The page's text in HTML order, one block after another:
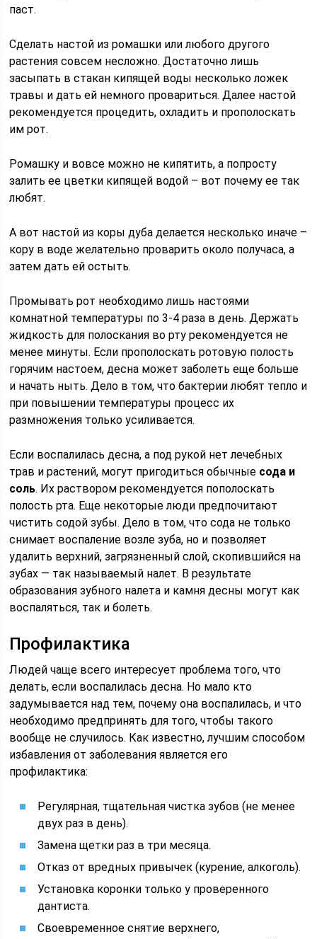
паст.
Сделать настой из ромашки или любого другого
растения совсем несложно. Достаточно лишь
засыпать в стакан кипящей воды несколько ложек
травы и дать ей немного провариться. Далее настой
рекомендуется процедить, охладить и прополоскать
им рот.
Ромашку и вовсе можно не кипятить, а попросту
залить ее цветки кипящей водой – вот почему ее так
любят.
А вот настой из коры дуба делается несколько иначе –
кору в воде желательно проварить около получаса, а
затем дать ей остыть.
Промывать рот необходимо лишь настоями
комнатной температуры по 3-4 раза в день. Держать
жидкость для полоскания во рту рекомендуется не
менее минуты. Если прополоскать ротовую полость
горячим настоем, десна может заболеть еще больше
и начать ныть. Дело в том, что бактерии любят тепло и
при повышении температуры процесс их
размножения только усиливается.
Если воспалилась десна, а под рукой нет лечебных
трав и растений, могут пригодиться обычные сода и
соль. Их раствором рекомендуется пополоскать
полость рта. Еще некоторые люди предпочитают
чистить содой зубы. Дело в том, что сода не только
снимает воспаление возле зуба, но и позволяет
удалить верхний, загрязненный слой, скопившийся на
зубах — так называемый налет. В результате
образования зубного налета и камня десны могут как
воспаляться, так и болеть.
Профилактика
Людей чаще всего интересует проблема того, что
делать, если воспалилась десна. Но мало кто
задумывается над тем, почему она воспалилась, и что
необходимо предпринять для того, чтобы такого
вообще не случилось. Как известно, лучшим способом
избавления от заболевания является его
профилактика:
Регулярная, тщательная чистка зубов (не менее
двух раз в день).
Замена щетки раз в три месяца.
Отказ от вредных привычек (курение, алкоголь).
Установка коронки только у проверенного
дантиста.
Своевременное снятие верхнего,